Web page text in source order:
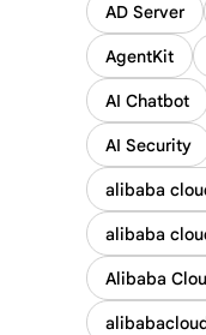
AD Server
AgentKit
AI Chatbot
AI Security
alibaba
alibaba
Alibaba